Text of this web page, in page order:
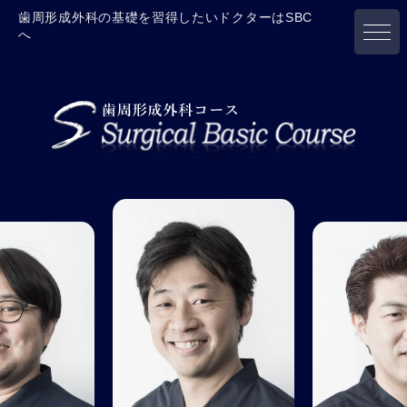
歯周形成外科の基礎を習得したいドクターはSBC
へ